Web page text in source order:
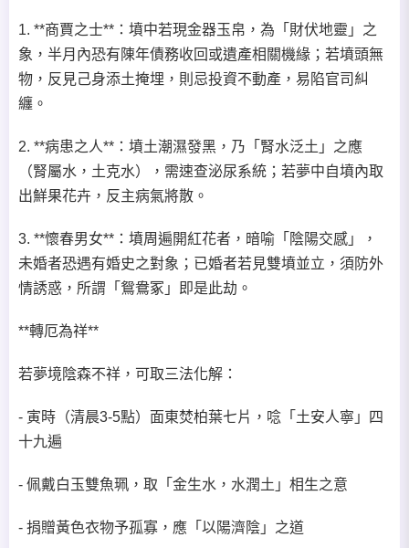
1. **商賈之士**：墳中若現金器玉帛，為「財伏地靈」之
象，半月內恐有陳年債務收回或遺產相關機緣；若墳頭無
物，反見己身添土掩埋，則忌投資不動產，易陷官司糾
纏。
2. **病患之人**：墳土潮濕發黑，乃「腎水泛土」之應
（腎屬水，土克水），需速查泌尿系統；若夢中自墳內取
出鮮果花卉，反主病氣將散。
3. **懷春男女**：墳周遍開紅花者，暗喻「陰陽交感」，
未婚者恐遇有婚史之對象；已婚者若見雙墳並立，須防外
情誘惑，所謂「鴛鴦冢」即是此劫。
**轉厄為祥**
若夢境陰森不祥，可取三法化解：
- 寅時（清晨3-5點）面東焚柏葉七片，唸「土安人寧」四
十九遍
- 佩戴白玉雙魚珮，取「金生水，水潤土」相生之意
- 捐贈黃色衣物予孤寡，應「以陽濟陰」之道